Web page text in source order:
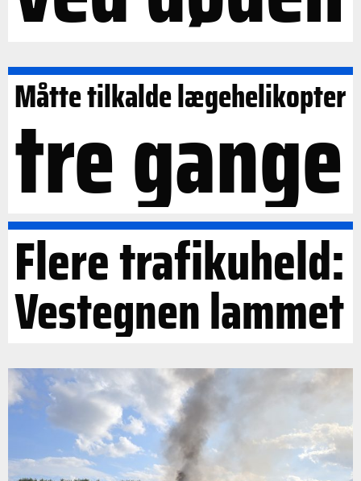
Måtte tilkalde lægehelikopter
tre gange
Flere trafikuheld:
Vestegnen lammet